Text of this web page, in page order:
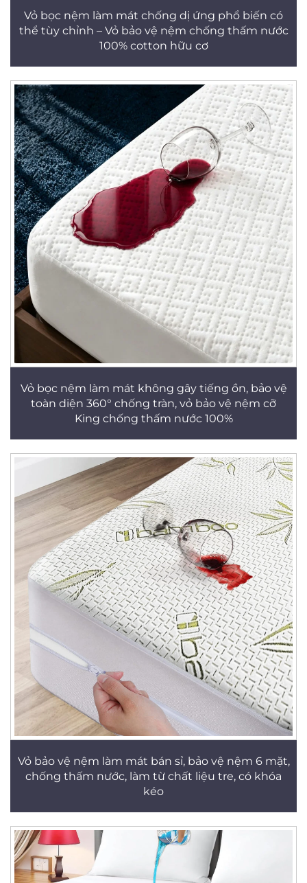
Vỏ bọc nệm làm mát chống dị ứng phổ biến có
thể tùy chỉnh – Vỏ bảo vệ nệm chống thấm nước
100% cotton hữu cơ
Vỏ bọc nệm làm mát không gây tiếng ồn, bảo vệ
toàn diện 360° chống tràn, vỏ bảo vệ nệm cỡ
King chống thấm nước 100%
Vỏ bảo vệ nệm làm mát bán sỉ, bảo vệ nệm 6 mặt,
chống thấm nước, làm từ chất liệu tre, có khóa
kéo